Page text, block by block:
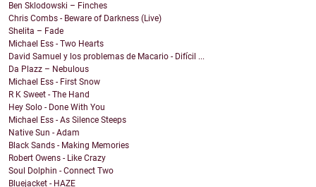
Ben Sklodowski – Finches
Chris Combs - Beware of Darkness (Live)
Shelita – Fade
Michael Ess - Two Hearts
David Samuel y los problemas de Macario - Difícil ...
Da Plazz – Nebulous
Michael Ess - First Snow
R K Sweet - The Hand
Hey Solo - Done With You
Michael Ess - As Silence Steeps
Native Sun - Adam
Black Sands - Making Memories
Robert Owens - Like Crazy
Soul Dolphin - Connect Two
Bluejacket - HAZE